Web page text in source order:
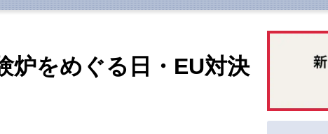
をめぐる日・EU対決